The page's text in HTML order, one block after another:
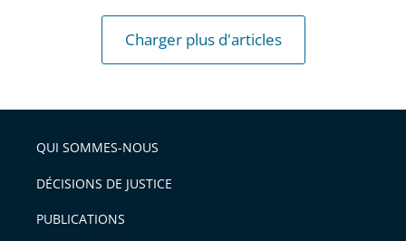
Charger plus d'articles
QUI SOMMES-NOUS
DÉCISIONS DE JUSTICE
PUBLICATIONS